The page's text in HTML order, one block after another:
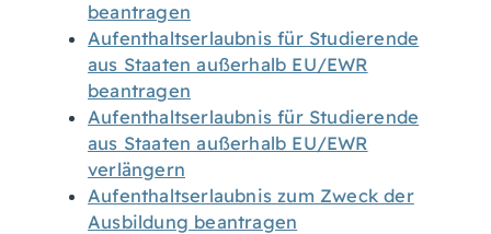
beantragen
Aufenthaltserlaubnis für Studierende
aus Staaten außerhalb EU/EWR
beantragen
Aufenthaltserlaubnis für Studierende
aus Staaten außerhalb EU/EWR
verlängern
Aufenthaltserlaubnis zum Zweck der
Ausbildung beantragen